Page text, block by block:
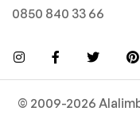
0850 840 33 66
© 2009-2026